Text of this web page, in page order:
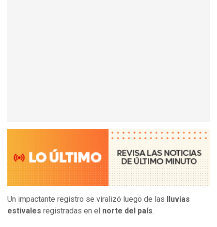
Un impactante registro se viralizó luego de las
lluvias
estivales registradas en el norte del país.